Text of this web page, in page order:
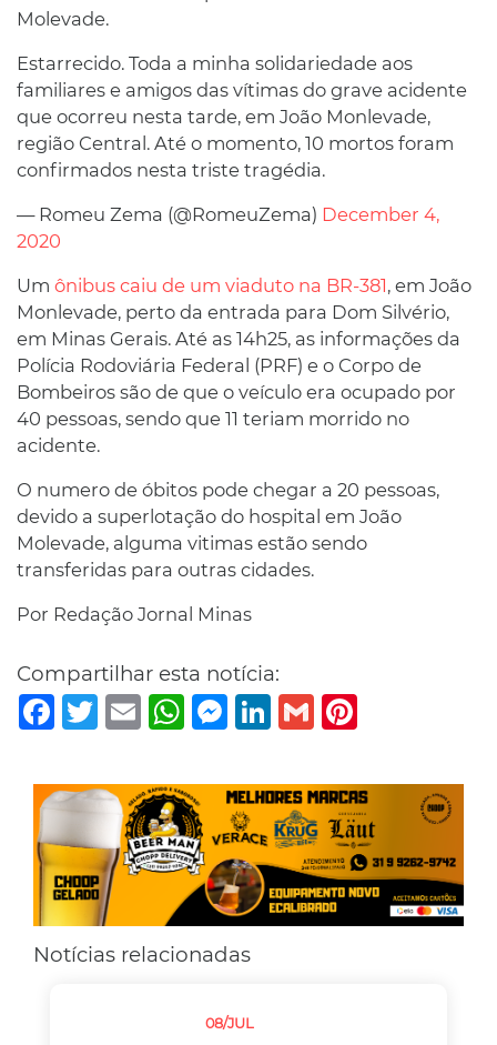
Molevade.
Estarrecido. Toda a minha solidariedade aos
familiares e amigos das vítimas do grave acidente
que ocorreu nesta tarde, em João Monlevade,
região Central. Até o momento, 10 mortos foram
confirmados nesta triste tragédia.
— Romeu Zema (@RomeuZema) December 4,
2020
Um ônibus caiu de um viaduto na BR-381, em João
Monlevade, perto da entrada para Dom Silvério,
em Minas Gerais. Até as 14h25, as informações da
Polícia Rodoviária Federal (PRF) e o Corpo de
Bombeiros são de que o veículo era ocupado por
40 pessoas, sendo que 11 teriam morrido no
acidente.
O numero de óbitos pode chegar a 20 pessoas,
devido a superlotação do hospital em João
Molevade, alguma vitimas estão sendo
transferidas para outras cidades.
Por Redação Jornal Minas
Compartilhar esta notícia:
Facebook
TwitterEmail WhatsAppMessenger
LinkedIn
Gmail
Notícias relacionadas
08/JUL